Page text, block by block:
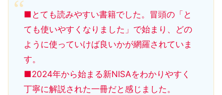
■とても読みやすい書籍でした。冒頭の「と
ても使いやすくなりました」で始まり、どの
ように使っていけば良いかが網羅されていま
す。
■2024年から始まる新NISAをわかりやすく
丁寧に解説された一冊だと感じました。